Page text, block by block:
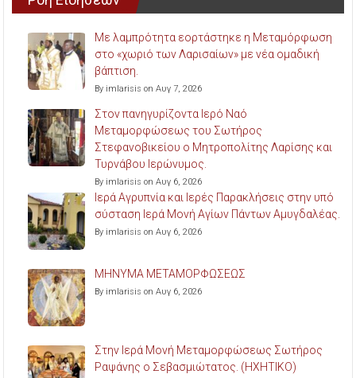
Με λαμπρότητα εορτάστηκε η Μεταμόρφωση
στο «χωριό των Λαρισαίων» με νέα ομαδική
βάπτιση.
By imlarisis on Αυγ 7, 2026
Στον πανηγυρίζοντα Ιερό Ναό
Μεταμορφώσεως του Σωτήρος
Στεφανοβικείου ο Μητροπολίτης Λαρίσης και
Τυρνάβου Ιερώνυμος.
By imlarisis on Αυγ 6, 2026
Ιερά Αγρυπνία και Ιερές Παρακλήσεις στην υπό
σύσταση Ιερά Μονή Αγίων Πάντων Αμυγδαλέας.
By imlarisis on Αυγ 6, 2026
ΜΗΝΥΜΑ ΜΕΤΑΜΟΡΦΩΣΕΩΣ
By imlarisis on Αυγ 6, 2026
Στην Ιερά Μονή Μεταμορφώσεως Σωτήρος
Ραψάνης ο Σεβασμιώτατος. (ΗΧΗΤΙΚΟ)